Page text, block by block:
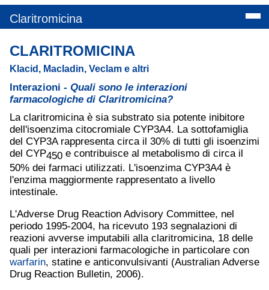
Claritromicina
CLARITROMICINA
Klacid, Macladin, Veclam e altri
Interazioni - Quali sono le interazioni
farmacologiche di Claritromicina?
La claritromicina è sia substrato sia potente inibitore
dell'isoenzima citocromiale CYP3A4. La sottofamiglia
del CYP3A rappresenta circa il 30% di tutti gli isoenzimi
del CYP450 e contribuisce al metabolismo di circa il
50% dei farmaci utilizzati. L'isoenzima CYP3A4 è
l'enzima maggiormente rappresentato a livello
intestinale.
L'Adverse Drug Reaction Advisory Committee, nel
periodo 1995-2004, ha ricevuto 193 segnalazioni di
reazioni avverse imputabili alla claritromicina, 18 delle
quali per interazioni farmacologiche in particolare con
warfarin, statine e anticonvulsivanti (Australian Adverse
Drug Reaction Bulletin, 2006).